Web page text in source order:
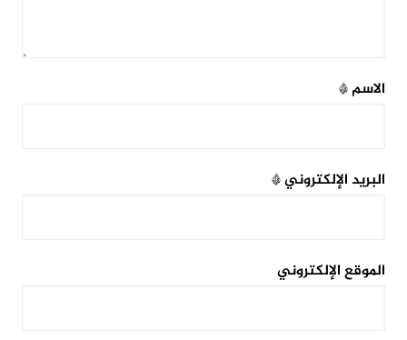
الاسم*
البريد الإلكتروني*
الموقع الإلكتروني